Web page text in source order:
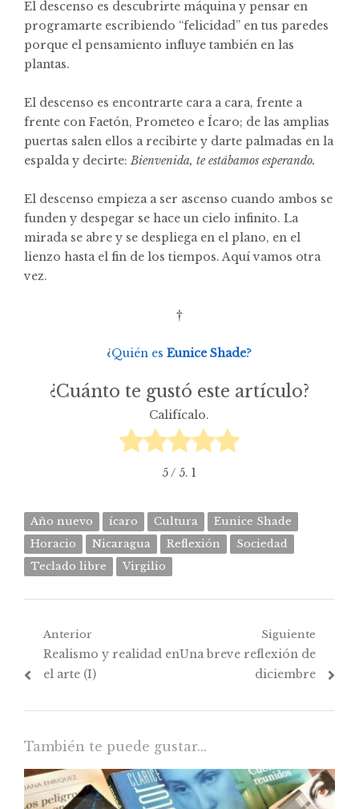
El descenso es descubrirte máquina y pensar en
programarte escribiendo “felicidad” en tus paredes
porque el pensamiento influye también en las
plantas.
El descenso es encontrarte cara a cara, frente a
frente con Faetón, Prometeo e Ícaro; de las amplias
puertas salen ellos a recibirte y darte palmadas en la
espalda y decirte:Bienvenida, te estábamos esperando.
El descenso empieza a ser ascenso cuando ambos se
funden y despegar se hace un cielo infinito. La
mirada se abre y se despliega en el plano, en el
lienzo hasta el fin de los tiempos. Aquí vamos otra
vez.
†
¿Quién esEunice Shade?
¿Cuánto te gustó este artículo?
Califícalo.
5 / 5.1
Año nuevo ícaro Cultura
Eunice Shade
Horacio
Nicaragua Reflexión
Sociedad
Teclado libre
Virgilio
Navegación
de
Anterior
Post
anterior:
Realismo y realidad en
el arte (I)
Siguiente
Próximo
Una breve reflexión de
diciembre
También te puede gustar...